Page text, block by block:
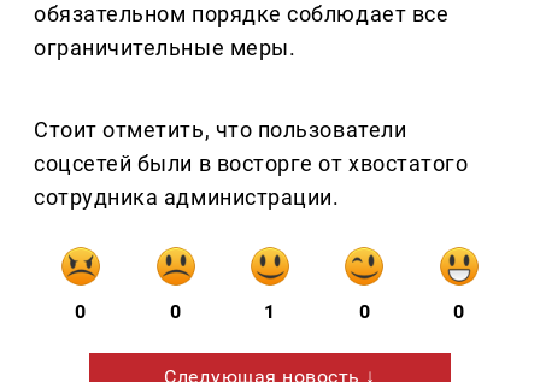
обязательном порядке соблюдает все
ограничительные меры.
Стоит отметить, что пользователи
соцсетей были в восторге от хвостатого
сотрудника администрации.
0 0 1 0 0
Следующая новость ↓